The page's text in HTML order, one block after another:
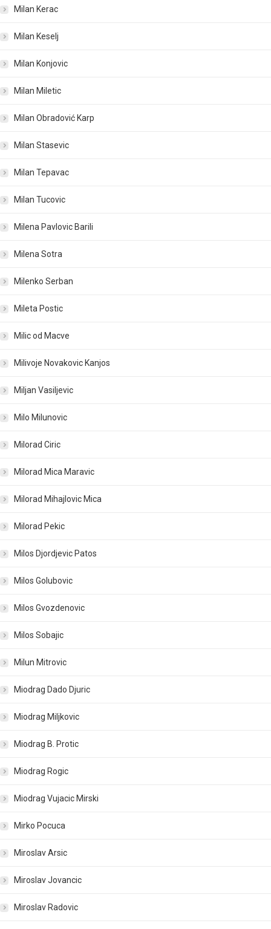
Milan Kerac
Milan Keselj
Milan Konjovic
Milan Miletic
Milan Obradović Karp
Milan Stasevic
Milan Tepavac
Milan Tucovic
Milena Pavlovic Barili
Milena Sotra
Milenko Serban
Mileta Postic
Milic od Macve
Milivoje Novakovic Kanjos
Miljan Vasiljevic
Milo Milunovic
Milorad Ciric
Milorad Mica Maravic
Milorad Mihajlovic Mica
Milorad Pekic
Milos Djordjevic Patos
Milos Golubovic
Milos Gvozdenovic
Milos Sobajic
Milun Mitrovic
Miodrag Dado Djuric
Miodrag Miljkovic
Miodrag B. Protic
Miodrag Rogic
Miodrag Vujacic Mirski
Mirko Pocuca
Miroslav Arsic
Miroslav Jovancic
Miroslav Radovic